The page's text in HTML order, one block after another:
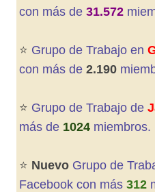
con más de 31.572
⭐️ Grupo de Trabajo en
con más de 2.190
⭐️ Grupo de Trabajo de
más de 1024miembros.
⭐️ Nuevo Grupo de
Facebook con más 312